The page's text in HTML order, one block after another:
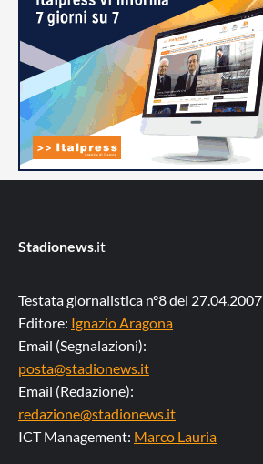
Stadionews.it
Testata giornalistica n°8 del 27.04.2007
Editore: Ignazio Aragona
Email (Segnalazioni):
posta@stadionews.it
Email (Redazione):
redazione@stadionews.it
ICT Management: Marco Lauria